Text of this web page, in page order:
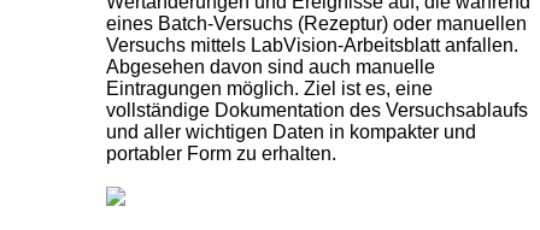
eines Batch-Versuchs (Rezeptur) oder manuellen
Versuchs mittels LabVision-Arbeitsblatt anfallen.
Abgesehen davon sind auch manuelle
Eintragungen möglich. Ziel ist es, eine
vollständige Dokumentation des Versuchsablaufs
und aller wichtigen Daten in kompakter und
portabler Form zu erhalten.